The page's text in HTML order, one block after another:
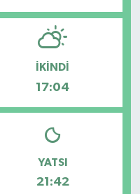
İKINDI
17:04
YATSI
21:42